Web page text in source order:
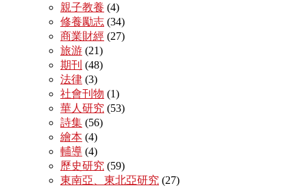
親子教養 (4)
修養勵志 (34)
商業財經 (27)
旅游 (21)
期刊 (48)
法律 (3)
社會刊物 (1)
華人研究 (53)
詩集 (56)
繪本 (4)
輔導 (4)
歷史研究 (59)
東南亞、東北亞研究 (27)